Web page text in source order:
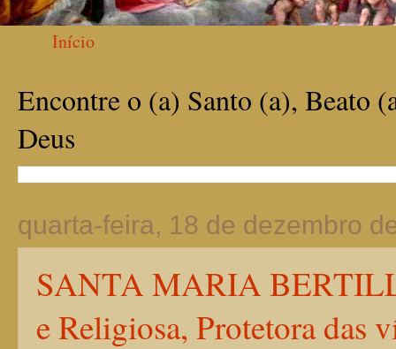
Início
Encontre o (a) Santo (a), Beato
Deus
quarta-feira, 18 de dezembro
SANTA MARIA
e Religiosa, Protetora das